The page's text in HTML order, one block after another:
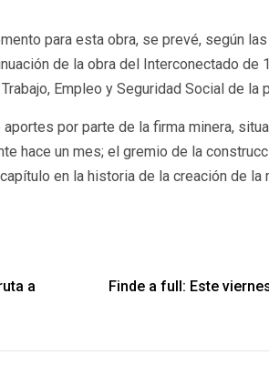
para esta obra, se prevé, según
de la obra del Interconectado
Empleo y Seguridad Social de la
por parte de la firma minera,
hace un mes; el gremio de la
en la historia de la creación de
a
Finde a full: Este